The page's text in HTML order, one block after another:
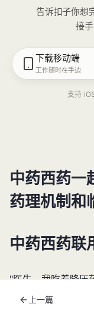
告诉扣子你想
接
下载移动端
工作随时在手边
支持
中药西药一
药理机制和
中药西药联
"医生，我吃着降压
窗口，这样的询问
布的《药品不良反
上一篇